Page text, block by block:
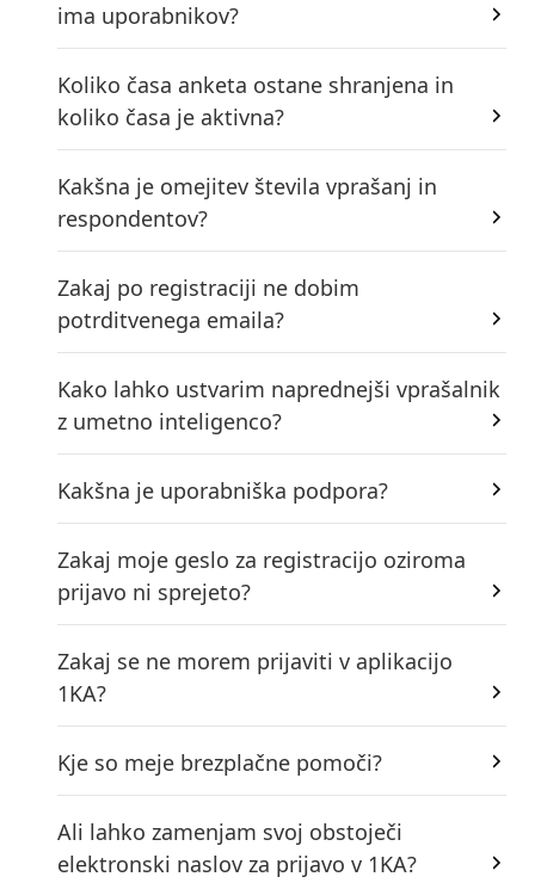
ima uporabnikov?
Koliko časa anketa ostane shranjena in
koliko časa je aktivna?
Kakšna je omejitev števila vprašanj in
respondentov?
Zakaj po registraciji ne dobim
potrditvenega emaila?
Kako lahko ustvarim naprednejši vprašalnik
z umetno inteligenco?
Kakšna je uporabniška podpora?
Zakaj moje geslo za registracijo oziroma
prijavo ni sprejeto?
Zakaj se ne morem prijaviti v aplikacijo
1KA?
Kje so meje brezplačne pomoči?
Ali lahko zamenjam svoj obstoječi
elektronski naslov za prijavo v 1KA?